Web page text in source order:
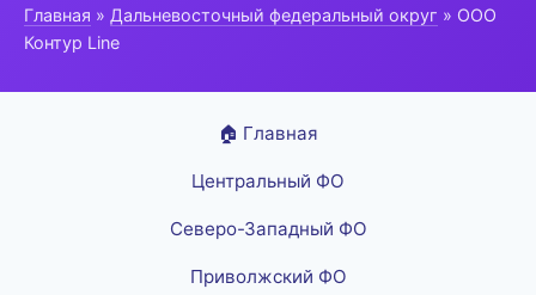
Главная » Дальневосточный федеральный округ » ООО
Контур Line
🏠 Главная
Центральный ФО
Северо-Западный ФО
Приволжский ФО